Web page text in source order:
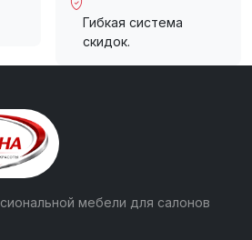
Гибкая система
скидок.
мебели для салонов